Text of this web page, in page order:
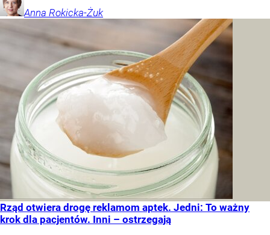
Anna Rokicka-Żuk
Rząd otwiera drogę reklamom aptek. Jedni: To ważny
krok dla pacjentów. Inni – ostrzegają